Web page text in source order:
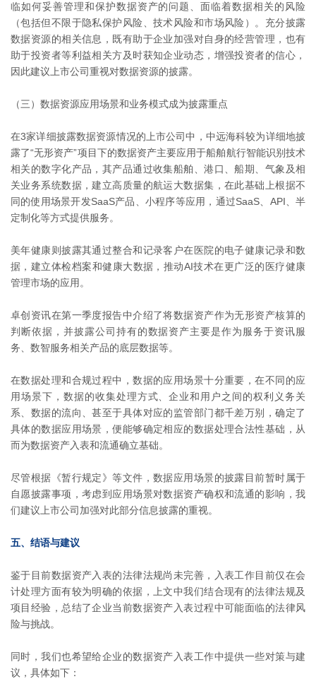
临如何妥善管理和保护数据资产的问题、面临着数据相关的风险
（包括但不限于隐私保护风险、技术风险和市场风险）。充分披露
数据资源的相关信息，既有助于企业加强对自身的经营管理，也有
助于投资者等利益相关方及时获知企业动态，增强投资者的信心，
因此建议上市公司重视对数据资源的披露。
（三）数据资源应用场景和业务模式成为披露重点
在3家详细披露数据资源情况的上市公司中，中远海科较为详细地披
露了“无形资产”项目下的数据资产主要应用于船舶航行智能识别技术
相关的数字化产品，其产品通过收集船舶、港口、船期、气象及相
关业务系统数据，建立高质量的航运大数据集，在此基础上根据不
同的使用场景开发SaaS产品、小程序等应用，通过SaaS、API、半
定制化等方式提供服务。
美年健康则披露其通过整合和记录客户在医院的电子健康记录和数
据，建立体检档案和健康大数据，推动AI技术在更广泛的医疗健康
管理市场的应用。
卓创资讯在第一季度报告中介绍了将数据资产作为无形资产核算的
判断依据，并披露公司持有的数据资产主要是作为服务于资讯服
务、数智服务相关产品的底层数据等。
在数据处理和合规过程中，数据的应用场景十分重要，在不同的应
用场景下，数据的收集处理方式、企业和用户之间的权利义务关
系、数据的流向、甚至于具体对应的监管部门都千差万别，确定了
具体的数据应用场景，便能够确定相应的数据处理合法性基础，从
而为数据资产入表和流通确立基础。
尽管根据《暂行规定》等文件，数据应用场景的披露目前暂时属于
自愿披露事项，考虑到应用场景对数据资产确权和流通的影响，我
们建议上市公司加强对此部分信息披露的重视。
五、结语与建议
鉴于目前数据资产入表的法律法规尚未完善，入表工作目前仅在会
计处理方面有较为明确的依据，上文中我们结合现有的法律法规及
项目经验，总结了企业当前数据资产入表过程中可能面临的法律风
险与挑战。
同时，我们也希望给企业的数据资产入表工作中提供一些对策与建
议，具体如下：